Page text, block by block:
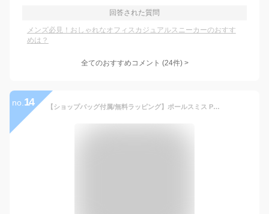
回答された質問
メンズ必見！おしゃれなオフィスカジュアルスニーカーのおすす
めは？
全てのおすすめコメント (24件) >
no. 14 【ショップバッグ付属/無料ラッピング】ポールスミス Paul Smith 帽子 キャップ ゼブラ メンズ レディース 280306 987C 987DT ブランド ワンP ベースボールキャップ ゴルフ 深め ワークキャップ 新品 正規品 ギフト 母の日 プレゼント 男性 誕生日